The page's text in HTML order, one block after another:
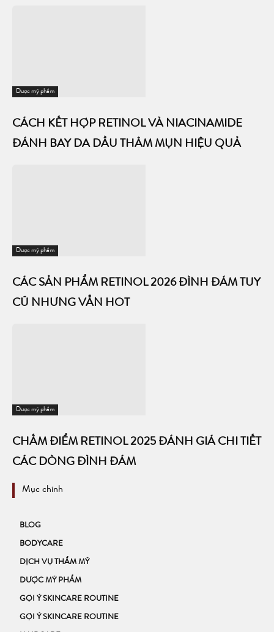
Dược mỹ phẩm
CÁCH KẾT HỢP RETINOL VÀ NIACINAMIDE
ĐÁNH BAY DA DẦU THÂM MỤN HIỆU QUẢ
Dược mỹ phẩm
CÁC SẢN PHẨM RETINOL 2026 ĐÌNH ĐÁM TUY
CŨ NHƯNG VẪN HOT
Dược mỹ phẩm
CHẤM ĐIỂM RETINOL 2025 ĐÁNH GIÁ CHI TIẾT
CÁC DÒNG ĐÌNH ĐÁM
Mục chính
BLOG
BODYCARE
DỊCH VỤ THẨM MỸ
DƯỢC MỸ PHẨM
GỢI Ý SKINCARE ROUTINE
GỢI Ý SKINCARE ROUTINE